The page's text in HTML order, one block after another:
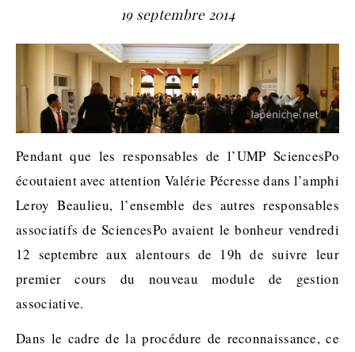
19 septembre 2014
Pendant que les responsables de l’UMP SciencesPo
écoutaient avec attention Valérie Pécresse dans l’amphi
Leroy Beaulieu, l’ensemble des autres responsables
associatifs de SciencesPo avaient le bonheur vendredi
12 septembre aux alentours de 19h de suivre leur
premier cours du nouveau module de gestion
associative.
Dans le cadre de la procédure de reconnaissance, ce